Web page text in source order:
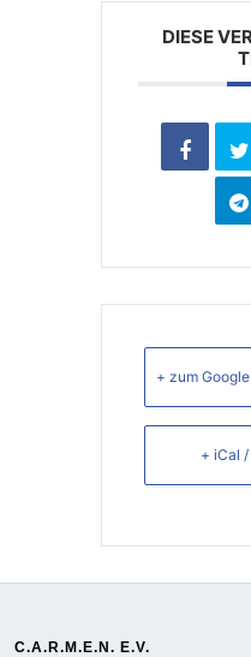
DIESE
+ zum
+ iCal
C.A.R.M.E.N. E.V.